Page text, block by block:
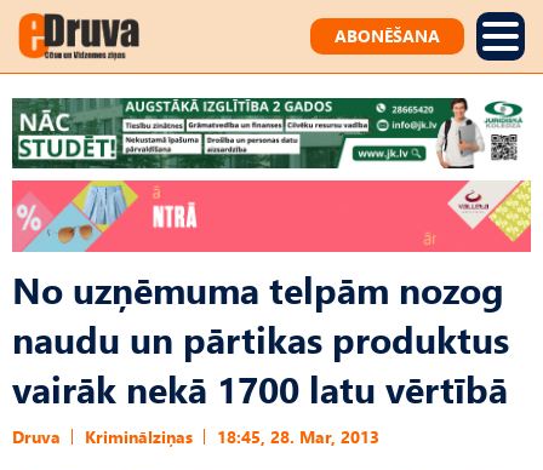
ABONĒŠANA
No uzņēmuma telpām nozog
naudu un pārtikas produktus
vairāk nekā 1700 latu vērtībā
Druva Kriminālziņas 18:45, 28. Mar, 2013